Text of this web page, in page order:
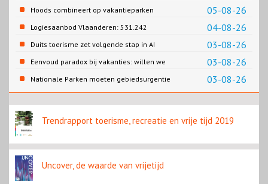
Cao-recreatie
05-08-26
Hoods combineert op vakantieparken
recreatie en wonen
04-08-26
Logiesaanbod Vlaanderen: 531.242
slaapplaatsen
03-08-26
Duits toerisme zet volgende stap in AI
content
03-08-26
Eenvoud paradox bij vakanties: willen we
eenvoud of toch goed verzorgd?
03-08-26
Nationale Parken moeten gebiedsurgentie
en beleidsurgentie verbinden
Trendrapport toerisme, recreatie en vrije tijd 2019
Uncover, de waarde van vrijetijd